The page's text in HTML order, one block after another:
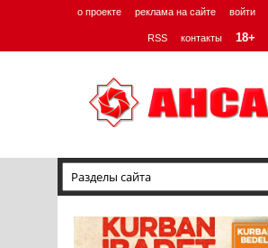
о проекте реклама на сайте войти
RSS контакты 18+